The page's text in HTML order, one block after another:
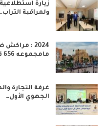
زيارة
ولمراقبة
2024 :
مامجموعه 656 قضية…
غرفة التجارة
الجهوي الأول…